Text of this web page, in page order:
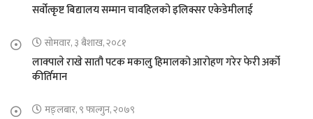
सर्वोत्कृष्ट बिद्यालय सम्मान चावहिलको इलिक्सर एकेडेमीलाई
सोमवार, ३ बैशाख, २०८१
लाक्पाले राखे सातौ पटक मकालु हिमालको आरोहण गरेर फेरी अर्को
कीर्तिमान
मङ्लबार, ९ फाल्गुन, २०७९